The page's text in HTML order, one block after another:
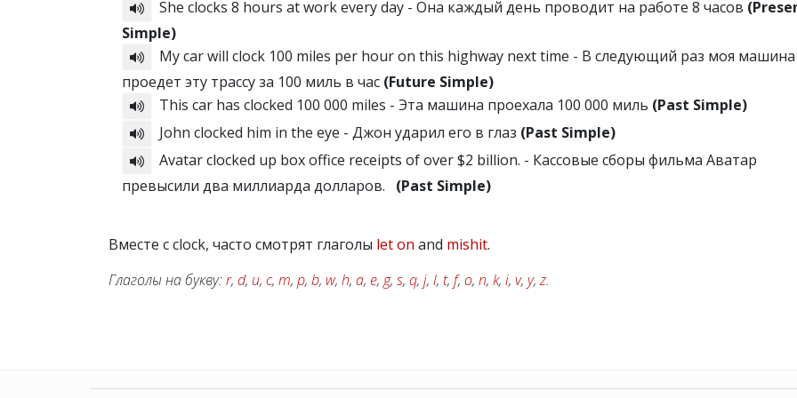
She clocks 8 hours at work every day - Она каждый день проводит на работе 8 часов
Simple)
My car will clock 100 miles per hour on this highway next time - В следующий раз моя машина
проедет эту трассу за 100 миль в час (Future Simple)
This car has clocked 100 000 miles - Эта машина проехала 100 000 миль (Past Simple)
John clocked him in the eye - Джон ударил его в глаз (Past Simple)
Avatar clocked up box office receipts of over $2 billion. - Кассовые сборы фильма Аватар
превысили два миллиарда долларов. (Past Simple)
Вместе с clock, часто смотрят глаголы let on and mishit.
Глаголы на букву:r, d, u, c, m, p, b, w, h, a, e,g, s, q, j, l, t, f, o, n, k, i, v, y,z.